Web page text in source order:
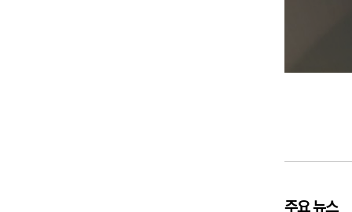
주요 뉴스